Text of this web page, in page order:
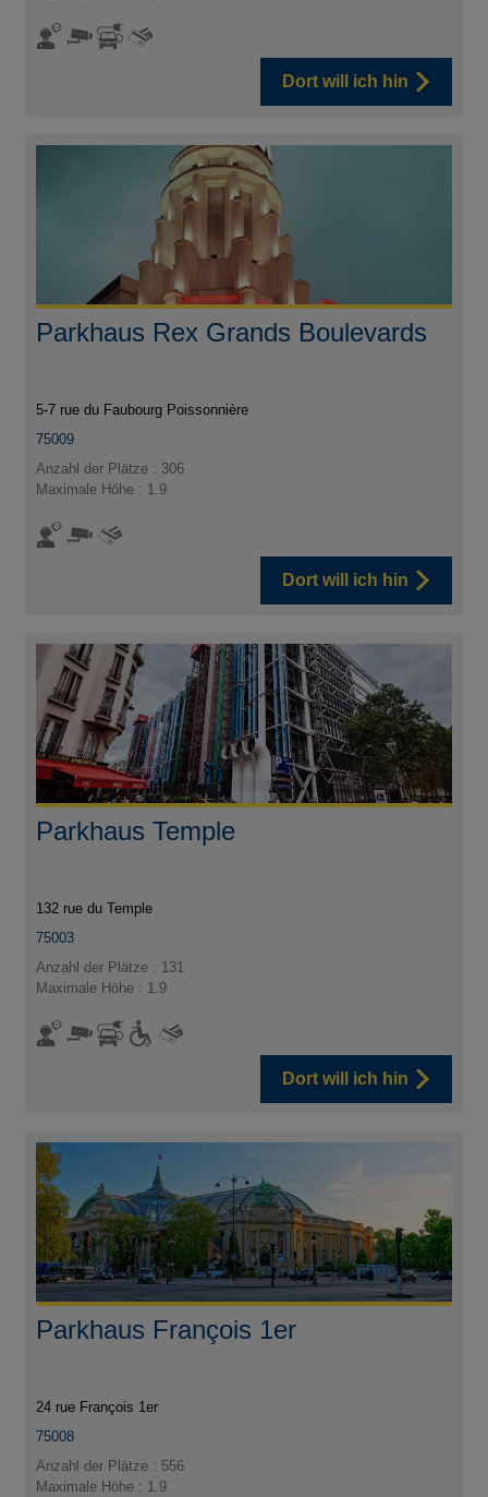
Dort will ich hin
Parkhaus Rex Grands Boulevards
5-7 rue du Faubourg Poissonnière
75009
Anzahl der Plätze : 306
Maximale Höhe : 1.9
Dort will ich hin
Parkhaus Temple
132 rue du Temple
75003
Anzahl der Plätze : 131
Maximale Höhe : 1.9
Dort will ich hin
Parkhaus François 1er
24 rue François 1er
75008
Anzahl der Plätze : 556
Maximale Höhe : 1.9